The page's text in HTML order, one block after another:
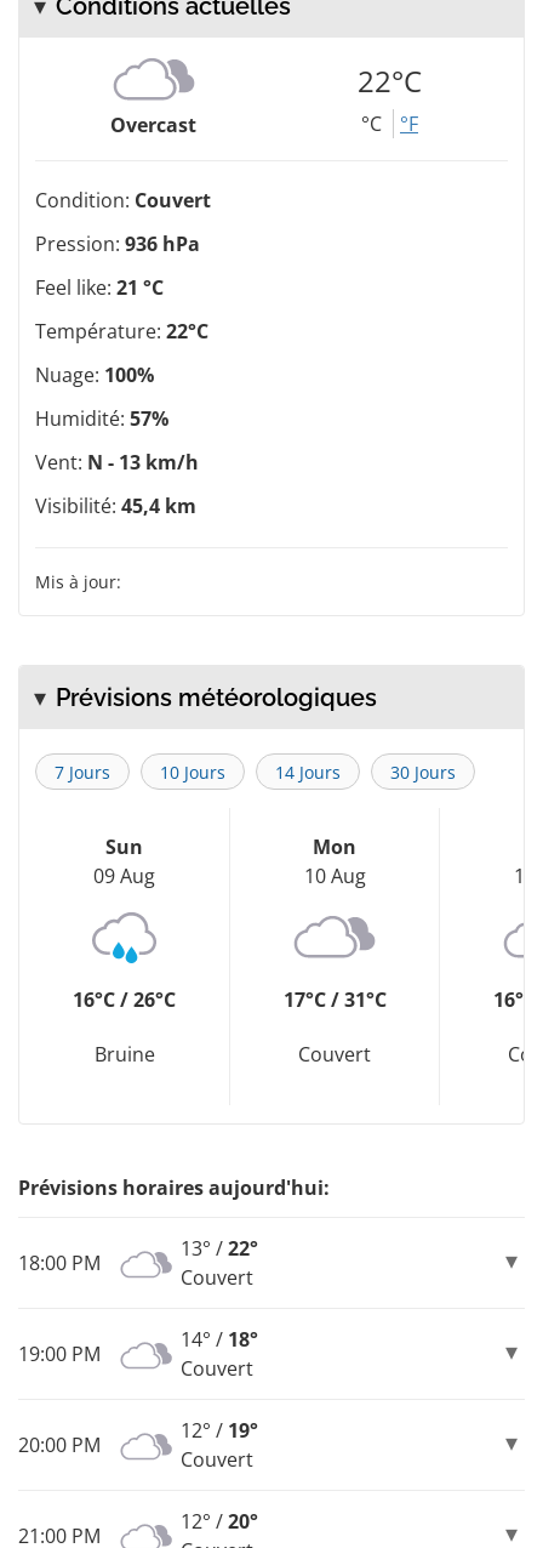
Conditions actuelles
Overcast
22°C
°C °F
Condition: Couvert
Pression: 936 hPa
Feel like: 21 °C
Température: 22°C
Nuage: 100%
Humidité: 57%
Vent: N - 13 km/h
Visibilité: 45,4 km
Mis à jour:
Prévisions météorologiques
7 Jours 10 Jours 14 Jours 30 Jours
Sun
09 Aug
16°C / 26°C
Bruine
Mon
10 Aug
17°C / 31°C
Couvert
11
16°C
Prévisions horaires aujourd'hui:
18:00 PM
13° /22°
Couvert
19:00 PM
14° / 18°
Couvert
20:00 PM
12° / 19°
Couvert
21:00 PM
12° /20°